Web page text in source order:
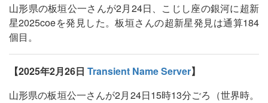
山形県の板垣公一さんが2月24日、こじし座の銀河に超新
星2025coeを発見した。板垣さんの超新星発見は通算184
個目。
【2025年2月26日 Transient Name Server】
山形県の板垣公一さんが2月24日15時13分ごろ（世界時。